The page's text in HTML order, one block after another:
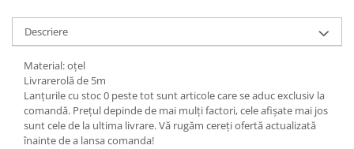
Descriere
Material: oțel
Livrarerolă de 5m
Lanțurile cu stoc 0 peste tot sunt articole care se aduc exclusiv la
comandă. Prețul depinde de mai mulți factori, cele afișate mai jos
sunt cele de la ultima livrare. Vă rugăm cereți ofertă actualizată
înainte de a lansa comanda!